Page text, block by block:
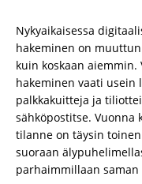
Nykyaikaisessa
hakeminen on
kuin koskaan
hakeminen vaati
palkkakuitteja ja
sähköpostitse. Vuonna
tilanne on täysin
suoraan
parhaimmillaan saman